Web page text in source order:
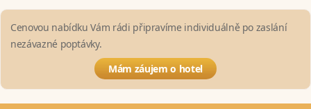
Cenovou nabídku Vám rádi připravíme individuálně po zaslání
nezávazné poptávky.
Mám záujem o hotel